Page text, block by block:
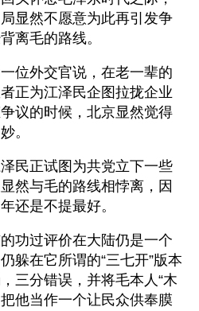
显然不愿意为此再引发争
离毛的路线。
外交官说，在老一辈的
正为江泽民企图拉拢企业
议的时候，北京显然觉得
。
正试图为共党立下一些
然与毛的路线相悖离，因
还是不提最好。
过评价在大陆仍是一个
躲在它所谓的“三七开”版本
三分错误，并将毛本人“木
把他当作一个让民众供奉膜